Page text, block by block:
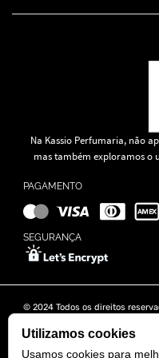
Na Kassio Perfumaria, não
mas também exploramos o
PAGAMENTO
SEGURANÇA
© 2024 Todos os direitos
Rua Tapajós n° 481- Edifício
Utilizamos cookies
Usamos cookies para